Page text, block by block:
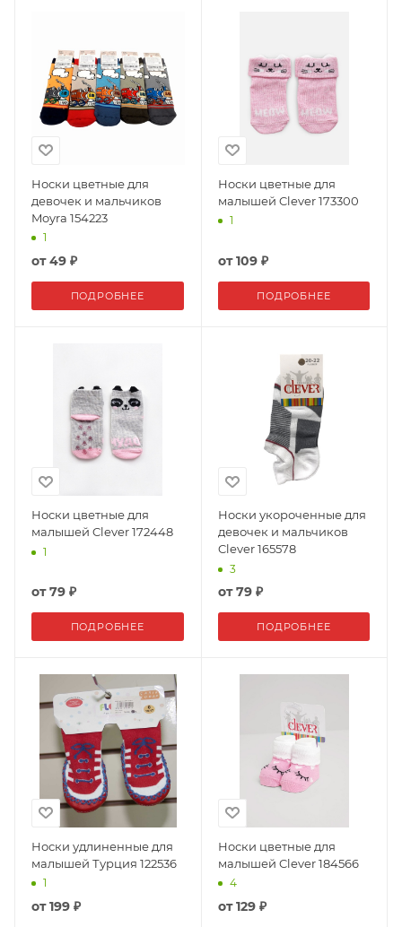
Носки цветные для
девочек и мальчиков
Moyra 154223
1
от49 ₽
ПОДРОБНЕЕ
Носки цветные для
малышей Clever 173300
1
от109 ₽
ПОДРОБНЕЕ
Носки цветные для
малышей Clever 172448
1
от79 ₽
ПОДРОБНЕЕ
Носки укороченные для
девочек и мальчиков
Clever 165578
3
от79 ₽
ПОДРОБНЕЕ
Носки удлиненные для
малышей Турция 122536
1
от199 ₽
Носки цветные для
малышей Clever 184566
4
от129 ₽